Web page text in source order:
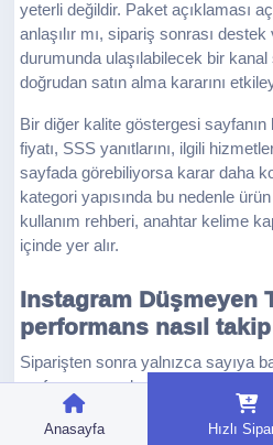
yeterli değildir. Paket açıklaması
anlaşılır mı, sipariş sonrası destek
durumunda ulaşılabilecek bir
doğrudan satın alma kararını
Bir diğer kalite göstergesi sayfanın
fiyatı, SSS yanıtlarını, ilgili
sayfada görebiliyorsa karar daha
kategori yapısında bu nedenle
kullanım rehberi, anahtar kelime
içinde yer alır.
Instagram Düşmeyen
performans nasıl
Siparişten sonra yalnızca sayıya
performansını da izleyin. Profil
görüntülenmeleri, yorum oranı,
takipçi dönüşümü gibi sinyaller
Anasayfa Hızlı